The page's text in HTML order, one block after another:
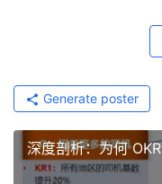
Generate poster
深度剖析：为何